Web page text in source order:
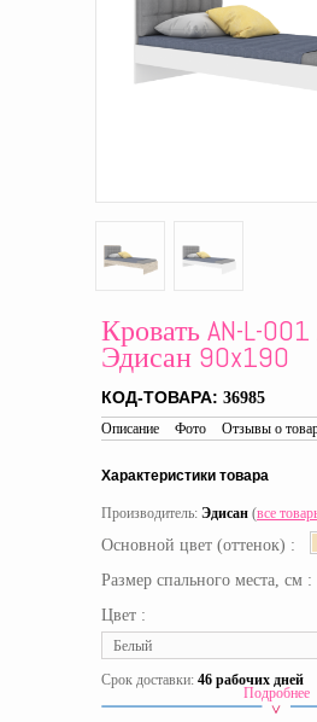
Кровать AN-L-
Эдисан 90x190
КОД-ТОВАРА: 36985
Описание Фото Отзывы о
Характеристики товара
Производитель: Эдисан (все
Основной цвет (оттенок) :
Размер спального места, см :
Цвет :
Белый
Срок доставки: 46 рабочих дней
Вид кровати Мягкие кровати
Подробнее